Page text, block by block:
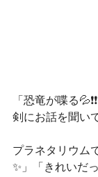
「恐竜が喋る
剣にお話を聞い
プラネタリウム
✨」「きれいだ